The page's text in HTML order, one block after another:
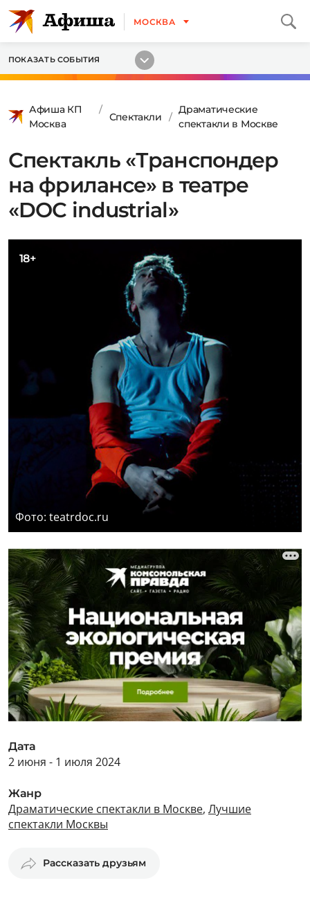
МОСКВА
ПОКАЗАТЬ СОБЫТИЯ
Афиша КП
Москва
Спектакли
Драматические
спектакли в Москве
Спектакль «Транспондер
на фрилансе» в театре
«DOC industrial»
18+
Фото: teatrdoc.ru
Дата
2 июня - 1 июля 2024
Жанр
Драматические спектакли в Москве, Лучшие
спектакли Москвы
Рассказать друзьям